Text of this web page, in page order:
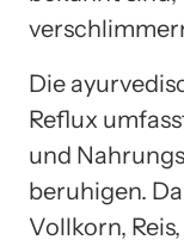
Die
Reflux
und
beruhigen.
Vollkorn,